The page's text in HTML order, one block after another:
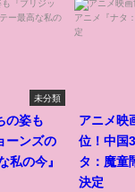
未分類
の姿も
ーンズの
私の今』
アニメ映
位！中国
タ：魔童
決定